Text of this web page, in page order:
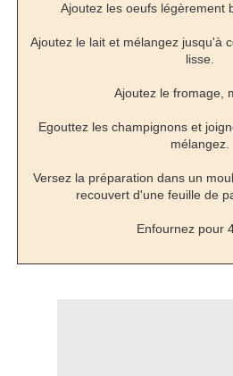
Ajoutez les oeufs légèrement
Ajoutez le lait et mélangez jusqu'à
lisse.
Ajoutez le fromage,
Egouttez les champignons et
mélangez.
Versez la préparation dans un
recouvert d'une feuille de
Enfournez pour